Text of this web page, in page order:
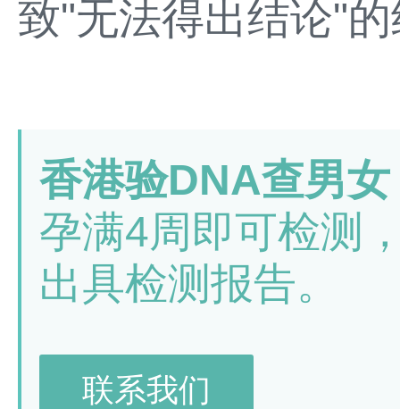
致"无法得出结论"
香港验DNA查男
孕满4周即可检测
出具检测报告。
联系我们